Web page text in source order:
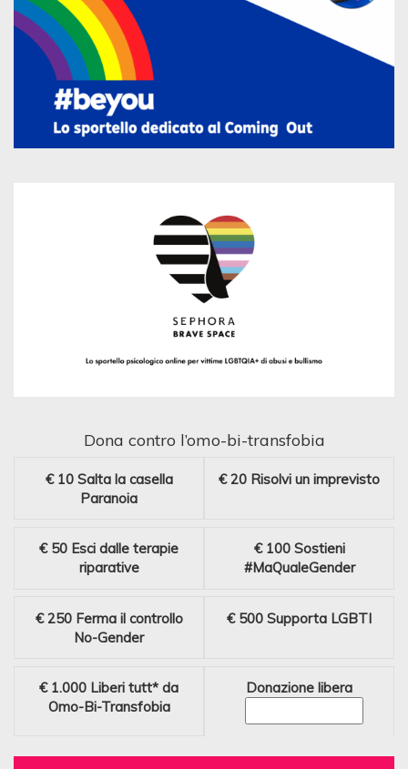
Dona contro l’omo-bi-transfobia
€ 10 Salta la casella
Paranoia
€ 20 Risolvi un imprevisto
€ 50 Esci dalle terapie
riparative
€ 100 Sostieni
#MaQualeGender
€ 250 Ferma il controllo
No-Gender
€ 500 Supporta LGBTI
€ 1.000 Liberi tutt* da
Omo-Bi-Transfobia
Donazione libera